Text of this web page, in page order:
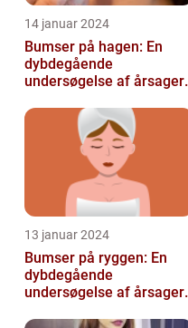
14 januar 2024
Bumser på hagen: En
dybdegående
undersøgelse af årsager,
forebyggelse
13 januar 2024
Bumser på ryggen: En
dybdegående
undersøgelse af årsager,